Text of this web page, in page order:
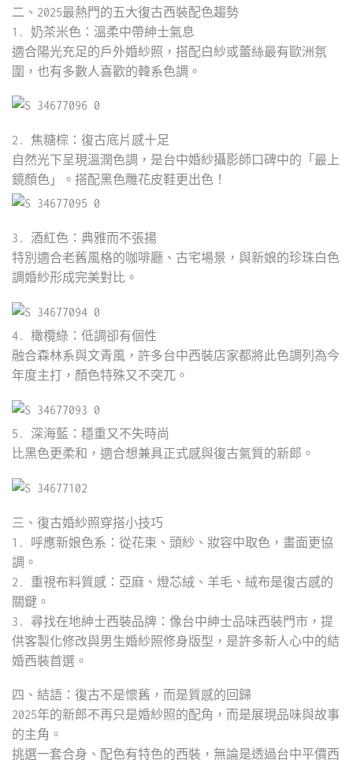
二、2025最熱門的五大復古西裝配色趨勢
1. 奶茶米色：溫柔中帶紳士氣息
適合陽光充足的戶外婚紗照，搭配白紗或蕾絲最有歐洲氛
圍，也有多數人喜歡的韓系色調。
2. 焦糖棕：復古底片感十足
自然光下呈現溫潤色調，是台中婚紗攝影師口碑中的「最上
鏡顏色」。搭配黑色雕花皮鞋更出色！
3. 酒紅色：典雅而不張揚
特別適合老舊風格的咖啡廳、古宅場景，與新娘的珍珠白色
調婚紗形成完美對比。
4. 橄欖綠：低調卻有個性
融合森林系與文青風，許多台中西裝店家都將此色調列為今
年度主打，顏色特殊又不突兀。
5. 深海藍：穩重又不失時尚
比黑色更柔和，適合想兼具正式感與復古氣質的新郎。
三、復古婚紗照穿搭小技巧
1. 呼應新娘色系：從花束、頭紗、妝容中取色，畫面更協
調。
2. 重視布料質感：亞麻、燈芯絨、羊毛、絨布是復古感的
關鍵。
3. 尋找在地紳士西裝品牌：像台中紳士品味西裝門市，提
供客製化修改與男生婚紗照修身版型，是許多新人心中的結
婚西裝首選。
四、結語：復古不是懷舊，而是質感的回歸
2025年的新郎不再只是婚紗照的配角，而是展現品味與故事
的主角。
挑選一套合身、配色有特色的西裝，無論是透過台中平價西